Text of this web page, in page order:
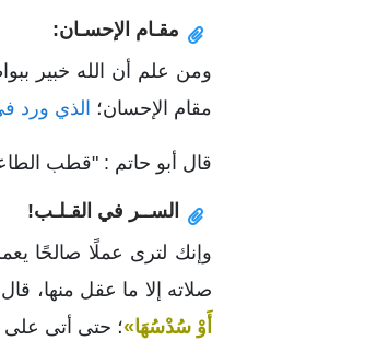
مقـام الإحسـان:
ومن علم أن الله خبير
مقام الإحسان؛ الذي ورد
قال أبو حاتم : "قطب
الســر في القـلـب!
وإنك لترى عملًا صالحًا
صلاته إلا ما عقل منها،
أَوْ سُدْسُهَا»؛ حتى أتى على